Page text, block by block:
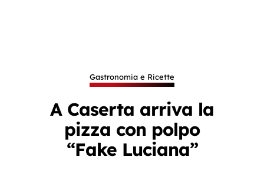
Gastronomia e Ricette
A Caserta arriva la
pizza con polpo
“Fake Luciana”